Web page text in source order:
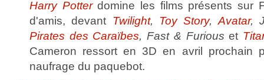
Harry Potterdomine les films présents sur
d'amis, devant Twilight, Toy Story, Avatar,
Pirates des Caraïbes, Fast & Furious et
Cameron ressort en 3D en avril prochain
naufrage du paquebot.